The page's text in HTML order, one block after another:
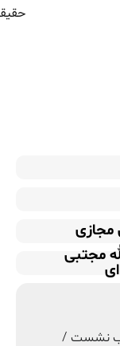
حقیقی و...
/